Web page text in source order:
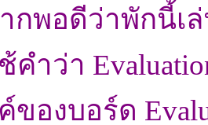
ากพอดีว่าพักนี้
คำว่า
ของบอร์ด